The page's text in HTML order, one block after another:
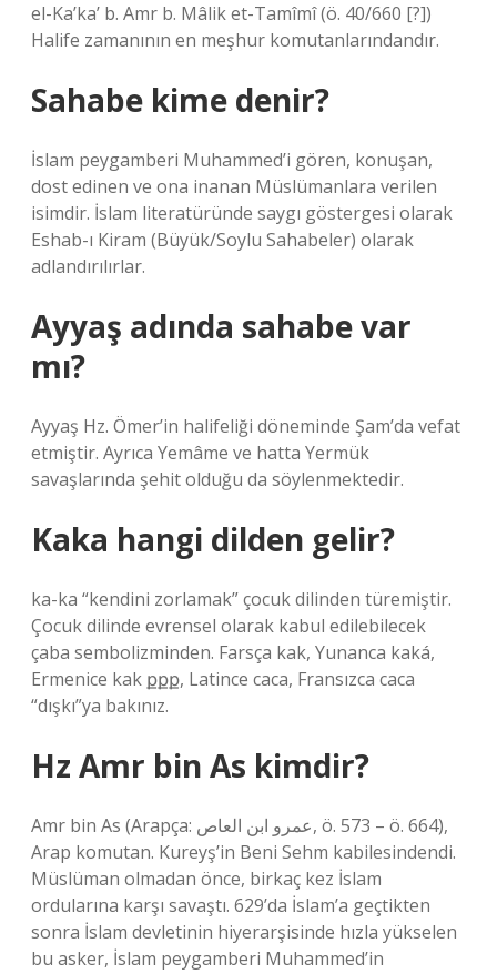
el-Ka’ka’ b. Amr b. Mâlik et-Tamîmî (ö. 40/660 [?])
Halife zamanının en meşhur komutanlarındandır.
Sahabe kime denir?
İslam peygamberi Muhammed’i gören, konuşan,
dost edinen ve ona inanan Müslümanlara verilen
isimdir. İslam literatüründe saygı göstergesi olarak
Eshab-ı Kiram (Büyük/Soylu Sahabeler) olarak
adlandırılırlar.
Ayyaş adında sahabe var
mı?
Ayyaş Hz. Ömer’in halifeliği döneminde Şam’da vefat
etmiştir. Ayrıca Yemâme ve hatta Yermük
savaşlarında şehit olduğu da söylenmektedir.
Kaka hangi dilden gelir?
ka-ka “kendini zorlamak” çocuk dilinden türemiştir.
Çocuk dilinde evrensel olarak kabul edilebilecek
çaba sembolizminden. Farsça kak, Yunanca kaká,
Ermenice kak քքք, Latince caca, Fransızca caca
“dışkı”ya bakınız.
Hz Amr bin As kimdir?
Amr bin As (Arapça: عمرو ابن العاص‎, ö. 573 – ö. 664),
Arap komutan. Kureyş’in Beni Sehm kabilesindendi.
Müslüman olmadan önce, birkaç kez İslam
ordularına karşı savaştı. 629’da İslam’a geçtikten
sonra İslam devletinin hiyerarşisinde hızla yükselen
bu asker, İslam peygamberi Muhammed’in